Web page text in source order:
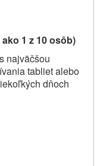
1 z 10 osôb)
najväčšou
tabliet alebo
dňoch